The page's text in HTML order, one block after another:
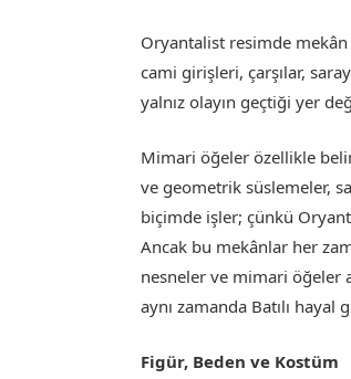
Oryantalist resimde
cami girişleri, çarşılar,
yalnız olayın geçtiği yer
Mimari öğeler özellikle
ve geometrik süslemeler,
biçimde işler; çünkü
Ancak bu mekânlar her
nesneler ve mimari öğeler
aynı zamanda Batılı hayal
Figür, Beden ve Kostüm